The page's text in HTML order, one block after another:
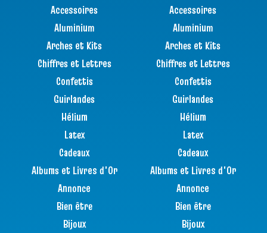
Accessoires
Aluminium
Arches et Kits
Chiffres et Lettres
Confettis
Guirlandes
Hélium
Latex
Cadeaux
Albums et Livres d'Or
Annonce
Bien être
Bijoux
Accessoires
Aluminium
Arches et Kits
Chiffres et Lettres
Confettis
Guirlandes
Hélium
Latex
Cadeaux
Albums et Livres d'Or
Annonce
Bien être
Bijoux